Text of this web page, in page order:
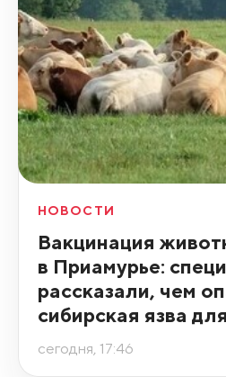
НОВОСТИ
Вакцинация
в Приамурье:
рассказали, чем
сибирская язва
сегодня, 17:46